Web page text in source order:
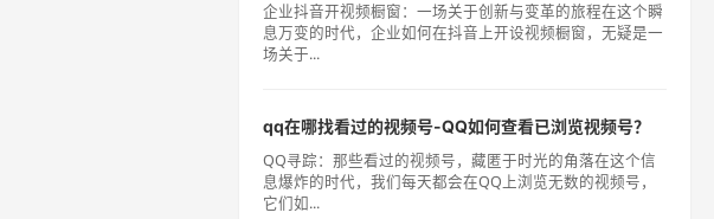
企业抖音开视频橱窗：一场关于创新与变革的旅程在这个瞬
息万变的时代，企业如何在抖音上开设视频橱窗，无疑是一
场关于...
qq在哪找看过的视频号-QQ如何查看已浏览视频号？
QQ寻踪：那些看过的视频号，藏匿于时光的角落在这个信
息爆炸的时代，我们每天都会在QQ上浏览无数的视频号，
它们如...